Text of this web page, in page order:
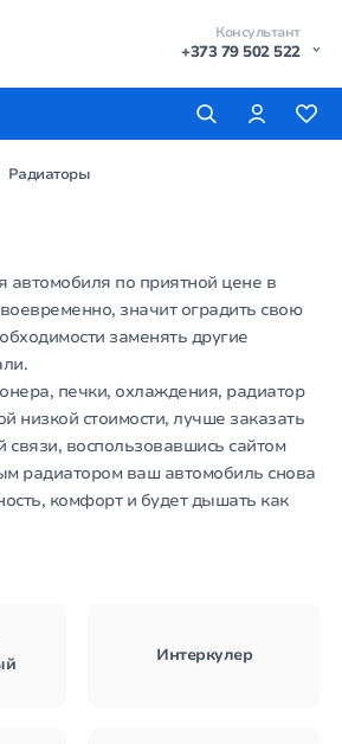
Консультант
+373 79 502 522
Радиаторы
автомобиля по приятной цене в
значит оградить свою
заменять другие
печки, охлаждения, радиатор
низкой стоимости, лучше заказать
воспользовавшись сайтом
радиатором ваш автомобиль снова
комфорт и будет дышать как
Интеркулер